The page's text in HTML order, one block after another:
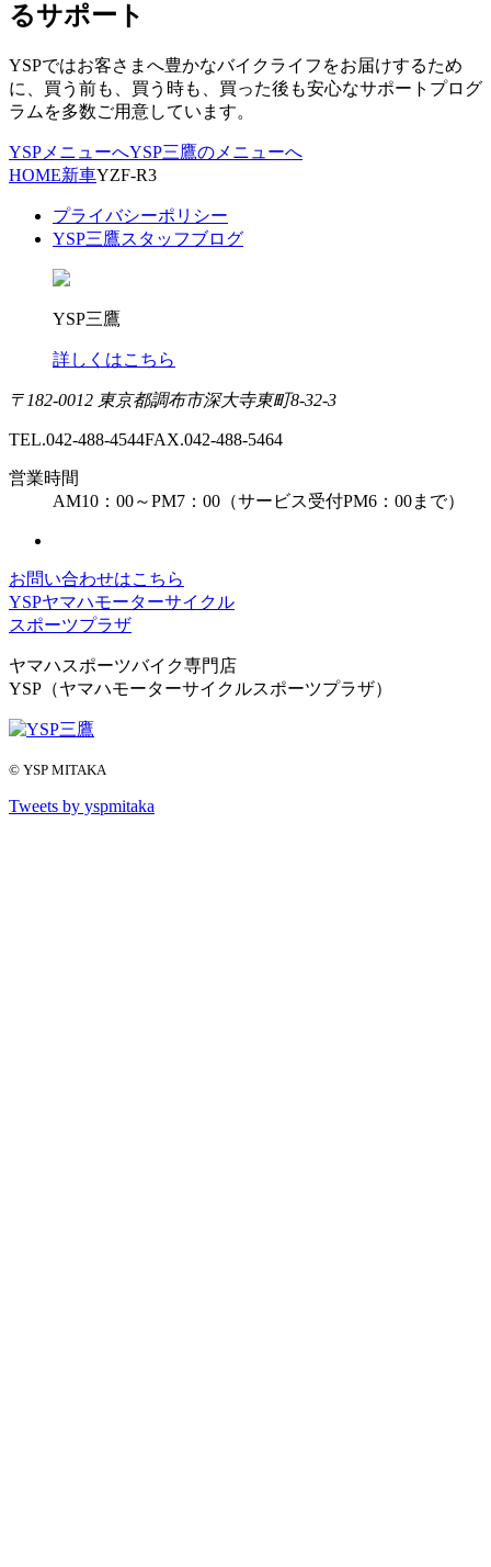
るサポート
YSPではお客さまへ豊かなバイクライフをお届けするため
に、買う前も、買う時も、買った後も安心なサポートプログ
ラムを多数ご用意しています。
YSPメニューへYSP三鷹のメニューへ
HOME新車YZF-R3
プライバシーポリシー
YSP三鷹スタッフブログ
YSP三鷹
詳しくはこちら
〒182-0012 東京都調布市深大寺東町8-32-3
TEL.042-488-4544FAX.042-488-5464
営業時間
AM10：00～PM7：00（サービス受付PM6：00まで）
お問い合わせはこちら
YSPヤマハモーターサイクル
スポーツプラザ
ヤマハスポーツバイク専門店
YSP（ヤマハモーターサイクルスポーツプラザ）
© YSP MITAKA
Tweets by yspmitaka